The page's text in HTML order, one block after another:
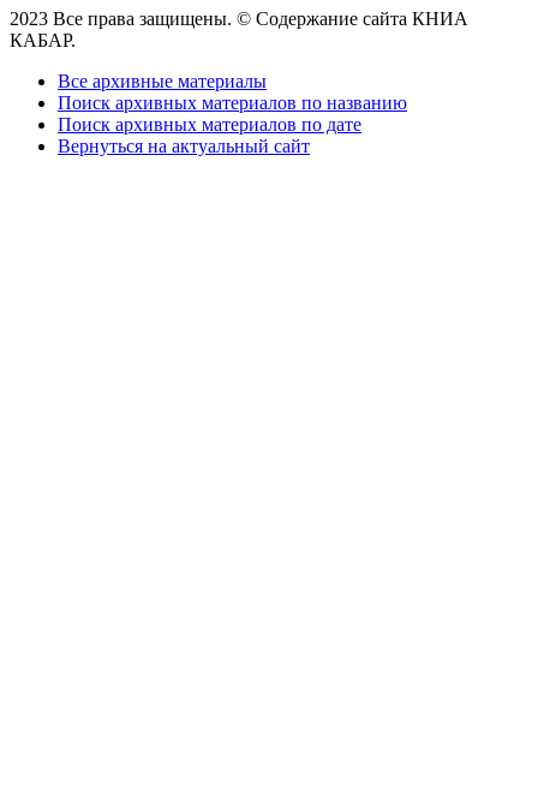
2023 Все права защищены. © Содержание сайта КНИА
КАБАР.
Все архивные материалы
Поиск архивных материалов по названию
Поиск архивных материалов по дате
Вернуться на актуальный сайт